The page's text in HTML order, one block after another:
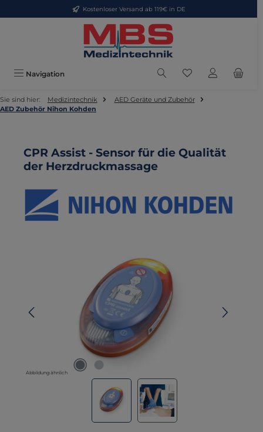
Zum Hauptinhalt springenKostenloser Versand ab 119€ in DE
Navigation Du hast 0
Sie sind hier: Medizintechnik
AED Geräte und Zubehör
AED Zubehör Nihon Kohden
CPR Assist - Sensor für die Qualität
der Herzdruckmassage
Abbildung ähnlich